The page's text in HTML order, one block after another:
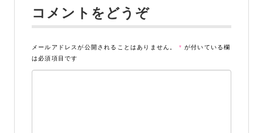
コメントをどうぞ
メールアドレスが公開されることはありません。 * が付いている欄
は必須項目です